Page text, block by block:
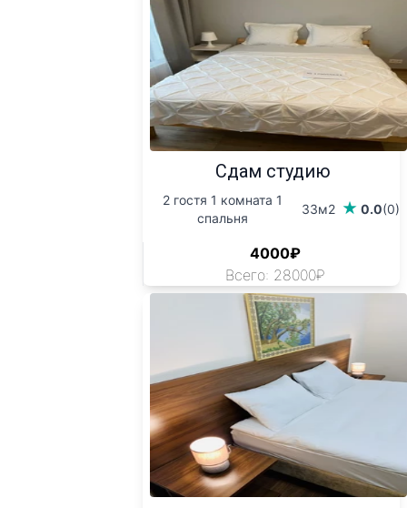
Сдам студию
2 гостя 1 комната 1
спальня
33м2 0.0(0)
4000₽
Всего: 28000₽